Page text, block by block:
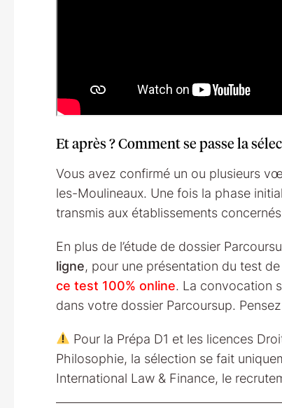
Et après ? Comment se passe la
Vous avez confirmé un ou plusieurs
les-Moulineaux. Une fois la phase
transmis aux établissements
En plus de l’étude de dossier
ligne, pour une présentation du test
ce test 100% online. La convocation
dans votre dossier Parcoursup.
Pour la Prépa D1 et les licences
Philosophie, la sélection se fait
International Law & Finance, le